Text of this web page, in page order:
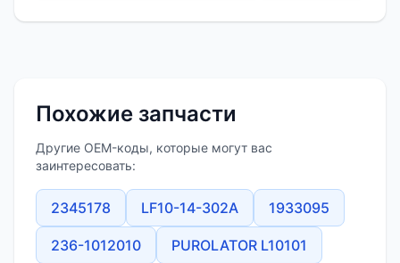
Похожие запчасти
Другие OEM-коды, которые могут вас
заинтересовать:
2345178 LF10-14-302A 1933095
236-1012010 PUROLATOR L10101